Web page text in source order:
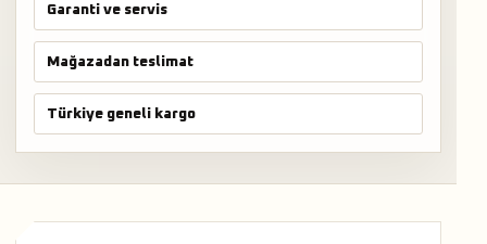
Garanti ve servis
Mağazadan teslimat
Türkiye geneli kargo